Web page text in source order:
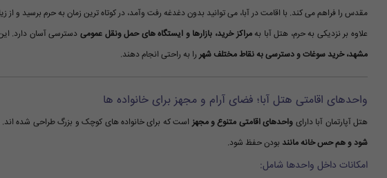
مقدس را فراهم می کند. با اقامت در آبا، می توانید بدون دغدغه رفت وآمد، در کوتاه ترین زمان به حرم برسید و از
علاوه بر نزدیکی به حرم، هتل آبا بهمراکز خرید، بازارها و ایستگاه های حمل ونقل عمومی دسترسی آسان دارد.
مشهد، خرید سوغات و دسترسی به نقاط مختلف شهررا به راحتی انجام دهند.
واحدهای اقامتی هتل آبا؛ فضای آرام و مجهز برای خانواده ها
هتل آپارتمان آبا دارای واحدهای اقامتی متنوع و مجهزاست که برای خانواده های کوچک و بزرگ طراحی شده
شود و هم حس خانه مانند بودن حفظ شود.
امکانات داخل واحدها شامل: